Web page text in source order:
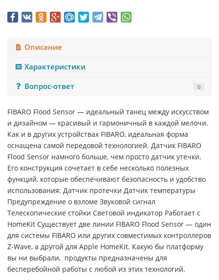
Описание
Характеристики
Вопрос-ответ
0
FIBARO Flood Sensor — идеальный танец между искусством
и дизайном — красивый и гармоничный в каждой мелочи.
Как и в других устройствах FIBARO, идеальная форма
оснащена самой передовой технологией. Датчик FIBARO
Flood Sensor намного больше, чем просто датчик утечки.
Его конструкция сочетает в себе несколько полезных
функций, которые обеспечивают безопасность и удобство
использования: Датчик протечки Датчик температуры
Предупреждение о взломе Звуковой сигнал
Телескопические стойки Световой индикатор Работает с
HomeKit Существует две линии FIBARO Flood Sensor — один
для системы FIBARO или других совместимых контроллеров
Z-Wave, а другой для Apple HomeKit. Какую бы платформу
вы ни выбрали, продукты предназначены для
бесперебойной работы с любой из этих технологий.